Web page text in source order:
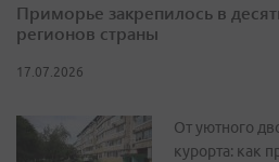
Приморье закрепилось в
регионов страны
17.07.2026
От уютного
курорта: как